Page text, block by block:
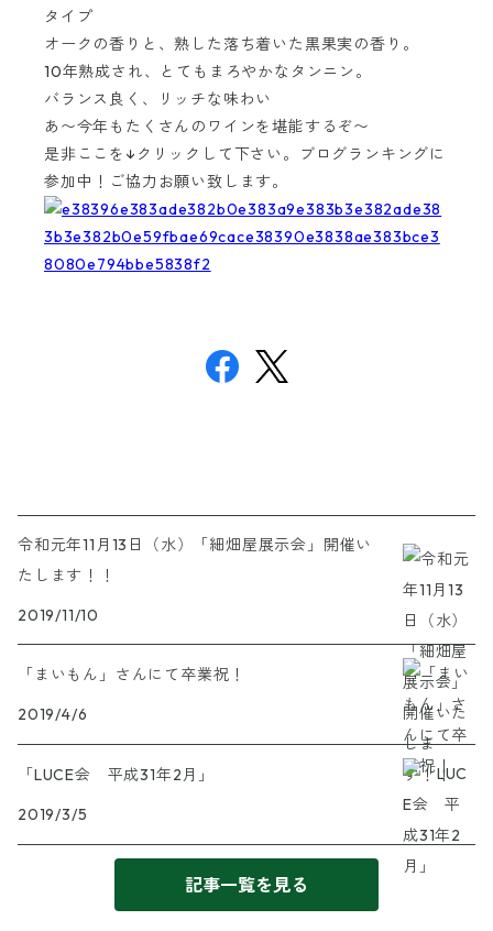
タイプ
オークの香りと、熟した落ち着いた黒果実の香り。
10年熟成され、とてもまろやかなタンニン。
バランス良く、リッチな味わい
あ〜今年もたくさんのワインを堪能するぞ〜
是非ここを↓クリックして下さい。ブログランキングに
参加中！ご協力お願い致します。
令和元年11月13日（水）「細畑屋展示会」開催い
たします！！
2019/11/10
「まいもん」さんにて卒業祝！
2019/4/6
「LUCE会 平成31年2月」
2019/3/5
記事一覧を見る